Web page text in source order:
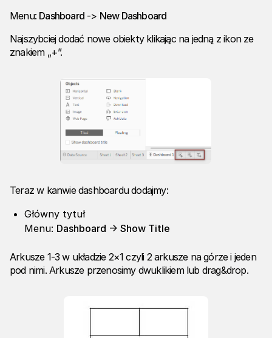
Menu: Dashboard -> New Dashboard
Najszybciej dodać nowe obiekty klikając na jedną z ikon ze
znakiem „+”.
Teraz w kanwie dashboardu dodajmy:
Główny tytuł
Menu: Dashboard -> Show Title
Arkusze 1-3 w układzie 2×1 czyli 2 arkusze na górze i jeden
pod nimi. Arkusze przenosimy dwuklikiem lub drag&drop.